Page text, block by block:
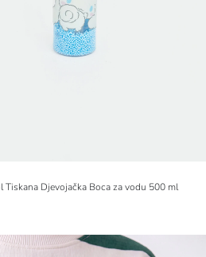
Tiskana Djevojačka Boca za vodu 500 ml